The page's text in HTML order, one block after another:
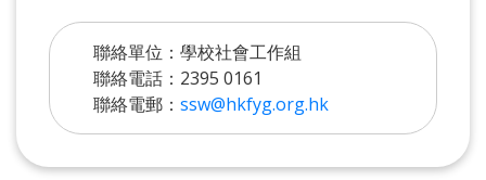
聯絡單位：學校社會工作組
聯絡電話：2395 0161
聯絡電郵： ssw@hkfyg.org.hk